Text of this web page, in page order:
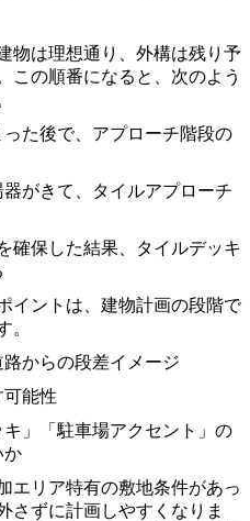
物は理想通り、外構は残り予
この順番になると、次のよう
た後で、アプローチ階段の
がきて、タイルアプローチ
確保した結果、タイルデッキ
イントは、建物計画の段階で
。
からの段差イメージ
能性
」「駐車場アクセント」の
か
エリア特有の敷地条件があっ
さずに計画しやすくなりま